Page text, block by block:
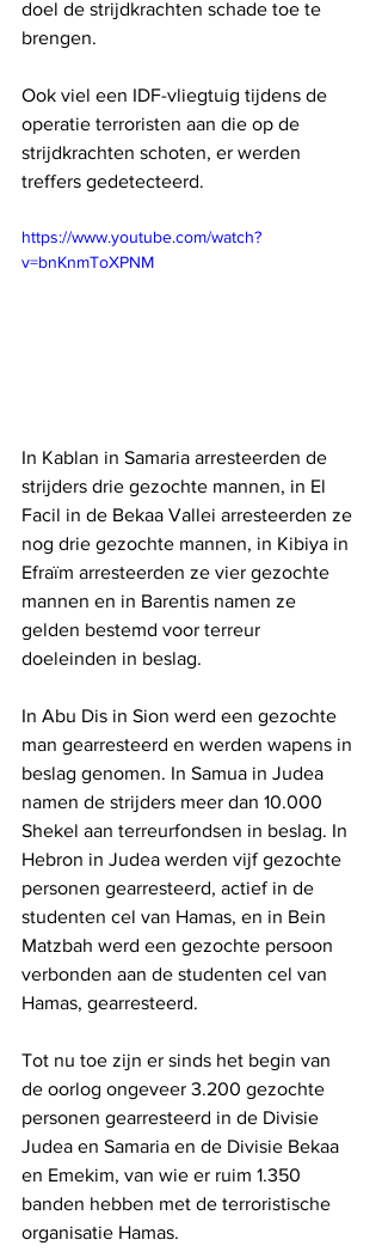
doel de strijdkrachten schade toe te
brengen.
Ook viel een IDF-vliegtuig tijdens de
operatie terroristen aan die op de
strijdkrachten schoten, er werden
treffers gedetecteerd.
https://www.youtube.com/watch?
v=bnKnmToXPNM
In Kablan in Samaria arresteerden de
strijders drie gezochte mannen, in El
Facil in de Bekaa Vallei arresteerden ze
nog drie gezochte mannen, in Kibiya in
Efraïm arresteerden ze vier gezochte
mannen en in Barentis namen ze
gelden bestemd voor terreur
doeleinden in beslag.
In Abu Dis in Sion werd een gezochte
man gearresteerd en werden wapens in
beslag genomen. In Samua in Judea
namen de strijders meer dan 10.000
Shekel aan terreurfondsen in beslag. In
Hebron in Judea werden vijf gezochte
personen gearresteerd, actief in de
studenten cel van Hamas, en in Bein
Matzbah werd een gezochte persoon
verbonden aan de studenten cel van
Hamas, gearresteerd.
Tot nu toe zijn er sinds het begin van
de oorlog ongeveer 3.200 gezochte
personen gearresteerd in de Divisie
Judea en Samaria en de Divisie Bekaa
en Emekim, van wie er ruim 1.350
banden hebben met de terroristische
organisatie Hamas.